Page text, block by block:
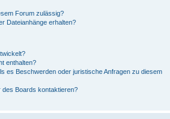
Forum zulässig?
Dateianhänge erhalten?
enthalten?
es Beschwerden oder juristische Anfragen zu diesem
des Boards kontaktieren?